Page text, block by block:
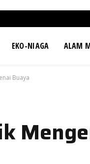
EKO-NIAGA ALAM
Buaya